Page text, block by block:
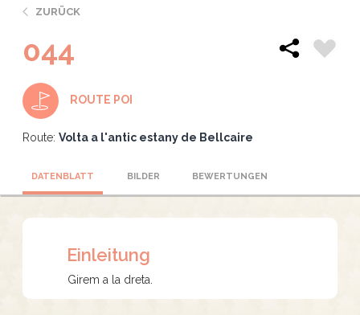
ZURÜCK
044
ROUTE POI
Route: Volta a l'antic estany de Bellcaire
DATENBLATT BILDER BEWERTUNGEN
Einleitung
Girem a la dreta.